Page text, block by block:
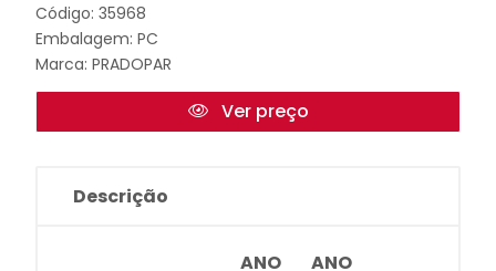
Código: 35968
Embalagem: PC
Marca: PRADOPAR
Ver preço
Descrição
ANO
ANO